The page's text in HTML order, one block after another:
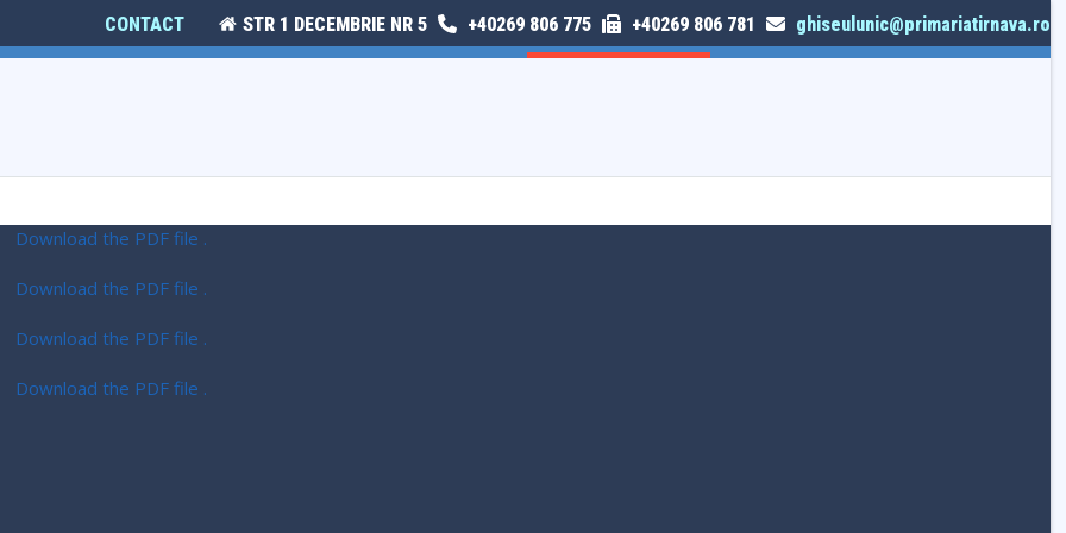
CONTACT STR 1 DECEMBRIE NR 5 +40269 806 775 +40269 806 781 ghiseulunic@primariatirnava.ro
Download the PDF file .
Download the PDF file .
Download the PDF file .
Download the PDF file .